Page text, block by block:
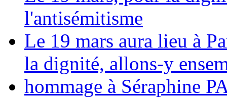
l'antisémitisme
Le 19 mars aura lieu à
la dignité, allons-y
hommage à Séraphine